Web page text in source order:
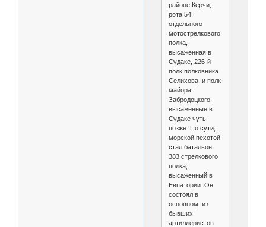
районе Керчи,
рота 54
отдельного
мотострелкового
полка,
высаженная в
Судаке, 226-й
полк полковника
Селихова, и полк
майора
Забродоцкого,
высаженные в
Судаке чуть
позже. По сути,
морской пехотой
стал батальон
383 стрелкового
полка,
высаженный в
Евпатории. Он
состоял в
основном, из
бывших
артиллеристов